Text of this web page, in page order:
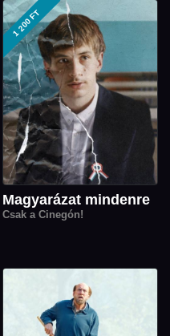
1 200 FT
Magyarázat mindenre
Csak a Cinegón!